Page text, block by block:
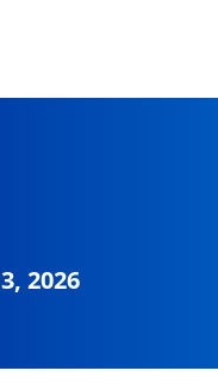
2026